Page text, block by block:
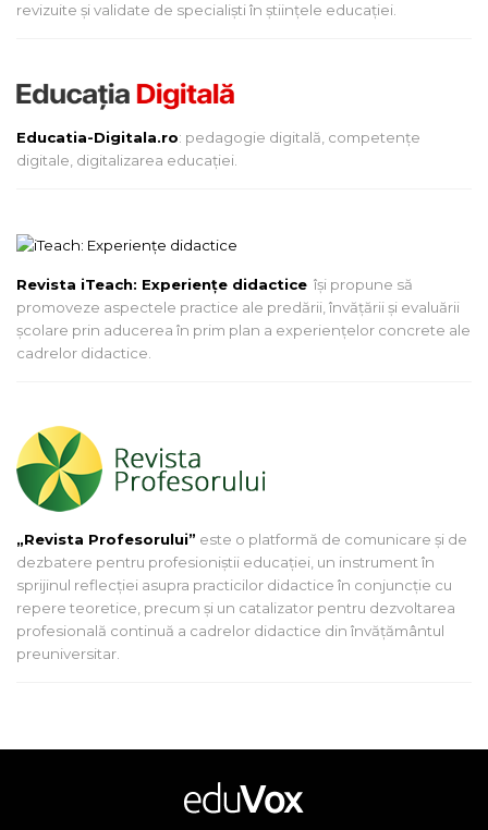
revizuite și validate de specialiști în științele educației.
Educatia-Digitala.ro: pedagogie digitală, competențe
digitale, digitalizarea educației.
Revista iTeach: Experienţe didactice îşi propune să
promoveze aspectele practice ale predării, învăţării şi evaluării
şcolare prin aducerea în prim plan a experienţelor concrete ale
cadrelor didactice.
„Revista Profesorului” este o platformă de comunicare și de
dezbatere pentru profesioniștii educației, un instrument în
sprijinul reflecției asupra practicilor didactice în conjuncție cu
repere teoretice, precum și un catalizator pentru dezvoltarea
profesională continuă a cadrelor didactice din învățământul
preuniversitar.